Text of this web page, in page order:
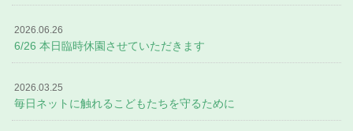
2026.06.26
6/26 本日臨時休園させていただきます
2026.03.25
毎日ネットに触れるこどもたちを守るために